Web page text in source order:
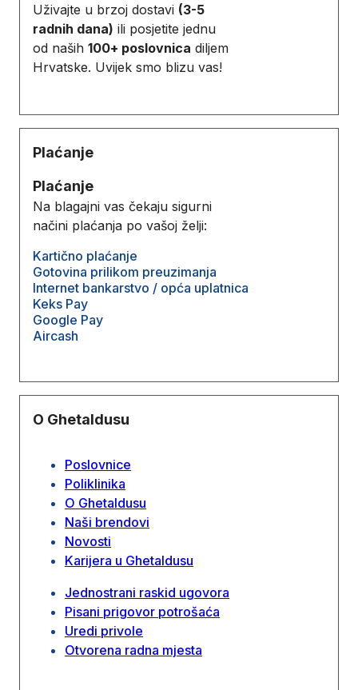
Uživajte u brzoj dostavi (3-5
radnih dana) ili posjetite jednu
od naših 100+ poslovnica diljem
Hrvatske. Uvijek smo blizu vas!
Plaćanje
Plaćanje
Na blagajni vas čekaju sigurni
načini plaćanja po vašoj želji:
Kartično plaćanje
Gotovina prilikom preuzimanja
Internet bankarstvo / opća uplatnica
Keks Pay
Google Pay
Aircash
O Ghetaldusu
Poslovnice
Poliklinika
O Ghetaldusu
Naši brendovi
Novosti
Karijera u Ghetaldusu
Jednostrani raskid ugovora
Pisani prigovor potrošaća
Uredi privole
Otvorena radna mjesta